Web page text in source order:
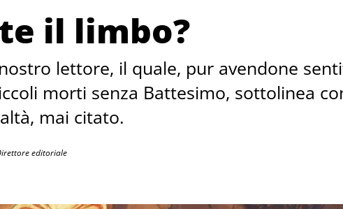
il limbo?
lettore, il quale, pur avendone
morti senza Battesimo, sottolinea
mai citato.
editoriale